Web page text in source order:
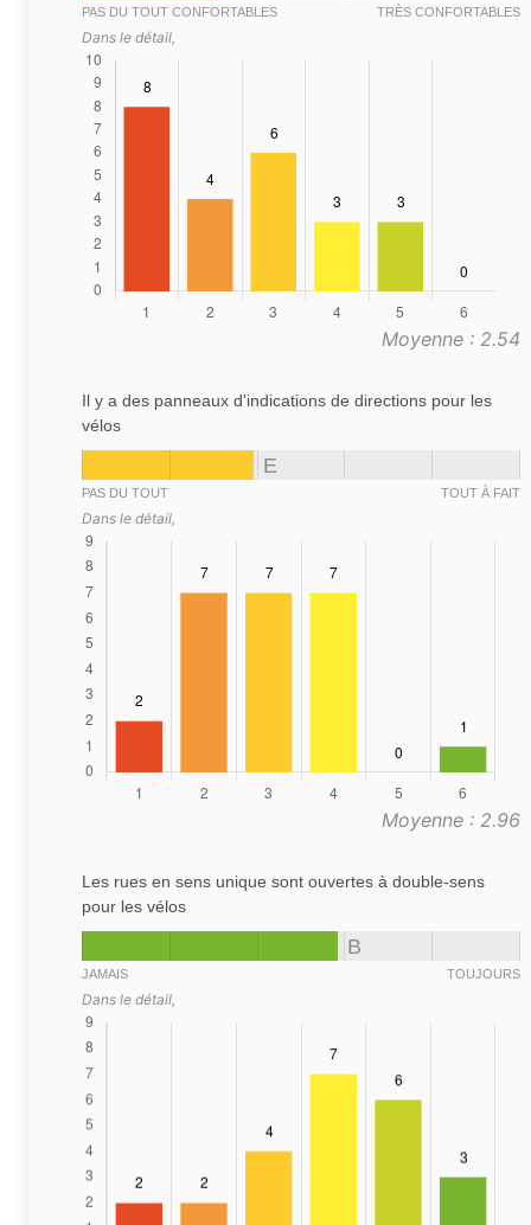
PAS DU TOUT CONFORTABLES TRÈS CONFORTABLES
Dans le détail,
Moyenne : 2.54
Il y a des panneaux d'indications de directions pour les
vélos
E
PAS DU TOUT TOUT À FAIT
Dans le détail,
Moyenne : 2.96
Les rues en sens unique sont ouvertes à double-sens
pour les vélos
B
JAMAIS TOUJOURS
Dans le détail,